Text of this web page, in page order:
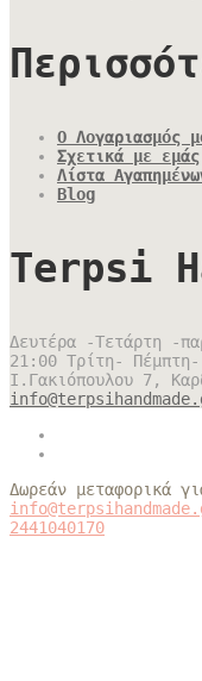
Ο Λογαριασμός
Σχετικά με εμάς
Λίστα
Blog
Terpsi
Δευτέρα -Τετάρτη -
21:00 Τρίτη-
Ι.Γακιόπουλου 7,
Δωρεάν μεταφορικά
2441040170